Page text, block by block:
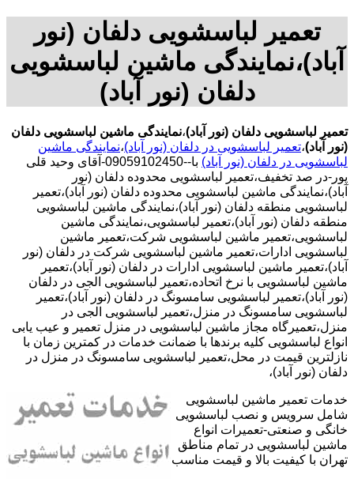
تعمیر لباسشویی دلفان (نور
آباد)،نمایندگی ماشین لباسشویی
دلفان (نور آباد)
تعمیر لباسشویی دلفان (نور آباد)،نمایندگی ماشین لباسشویی دلفان
(نور آباد)،تعمیر لباسشویی در دلفان (نور آباد)،نمایندگی ماشین
لباسشویی در دلفان (نور آباد)
با--09059102450-آقای وحید قلی
پور-در صد تخفیف،تعمیر لباسشویی محدوده دلفان (نور
آباد)،نمایندگی ماشین لباسشویی محدوده دلفان (نور آباد)،تعمیر
لباسشویی منطقه دلفان (نور آباد)،نمایندگی ماشین لباسشویی
منطقه دلفان (نور آباد)،تعمیر لباسشویی،نمایندگی ماشین
لباسشویی،تعمیر ماشین لباسشویی شرکت،تعمیر ماشین
لباسشویی ادارات،تعمیر ماشین لباسشویی شرکت در دلفان (نور
آباد)،تعمیر ماشین لباسشویی ادارات در دلفان (نور آباد)،تعمیر
ماشین لباسشویی با نرخ اتحاده،تعمیر لباسشویی الجی در دلفان
(نور آباد)،تعمیر لباسشویی سامسونگ در دلفان (نور آباد)،تعمیر
لباسشویی سامسونگ در منزل،تعمیر لباسشویی الجی در
منزل،تعمیرگاه مجاز ماشین لباسشویی در منزل تعمیر و عیب یابی
انواع لباسشویی کلیه برندها با ضمانت خدمات در کمترین زمان با
نازلترین قیمت در محل،تعمیر لباسشویی سامسونگ در منزل در
دلفان (نور آباد)،
خدمات تعمیر ماشین لباسشویی
شامل سرویس و نصب لباسشویی
خانگی و صنعتی-تعمیرات انواع
ماشین لباسشویی در تمام مناطق
تهران با کیفیت بالا و قیمت مناسب